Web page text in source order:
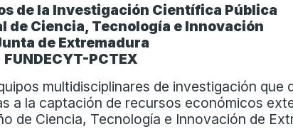
de la Investigación Científica Pública
de Ciencia, Tecnología e Innovación
de Extremadura
FUNDECYT-PCTEX
multidisciplinares de investigación que
a la captación de recursos económicos
de Ciencia, Tecnología e Innovación de